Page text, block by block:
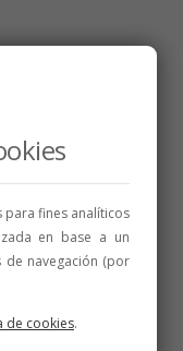
fines analíticos
en base a un
navegación (por
de cookies.